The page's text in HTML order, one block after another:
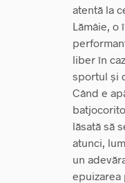
atentă la
Lămâie,
liber în
sportul și
Când e
lăsată să
atunci,
un
epuizarea